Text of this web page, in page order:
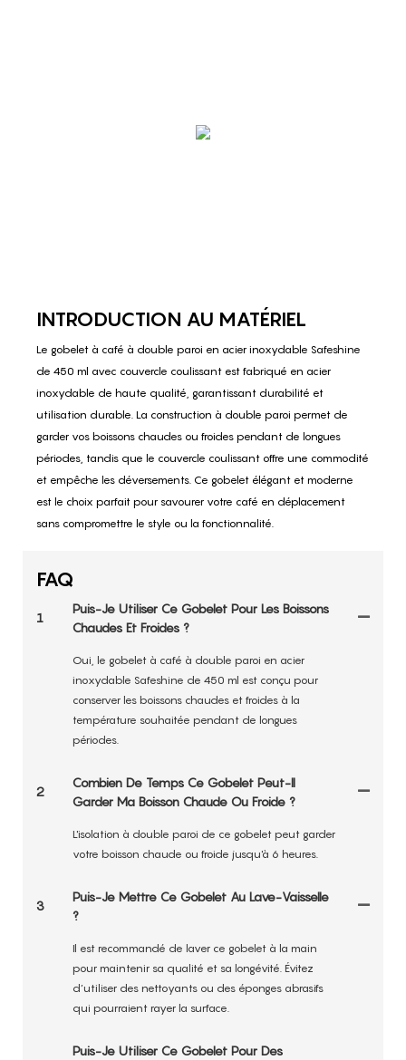
INTRODUCTION AU MATÉRIEL
Le gobelet à café à double paroi en acier inoxydable Safeshine
de 450 ml avec couvercle coulissant est fabriqué en acier
inoxydable de haute qualité, garantissant durabilité et
utilisation durable. La construction à double paroi permet de
garder vos boissons chaudes ou froides pendant de longues
périodes, tandis que le couvercle coulissant offre une commodité
et empêche les déversements. Ce gobelet élégant et moderne
est le choix parfait pour savourer votre café en déplacement
sans compromettre le style ou la fonctionnalité.
FAQ
1
Puis-Je Utiliser Ce Gobelet Pour Les Boissons
Chaudes Et Froides ?
Oui, le gobelet à café à double paroi en acier
inoxydable Safeshine de 450 ml est conçu pour
conserver les boissons chaudes et froides à la
température souhaitée pendant de longues
périodes.
2
Combien De Temps Ce Gobelet Peut-Il
Garder Ma Boisson Chaude Ou Froide ?
L'isolation à double paroi de ce gobelet peut garder
votre boisson chaude ou froide jusqu'à 6 heures.
3
Puis-Je Mettre Ce Gobelet Au Lave-Vaisselle
?
Il est recommandé de laver ce gobelet à la main
pour maintenir sa qualité et sa longévité. Évitez
d’utiliser des nettoyants ou des éponges abrasifs
qui pourraient rayer la surface.
Puis-Je Utiliser Ce Gobelet Pour Des